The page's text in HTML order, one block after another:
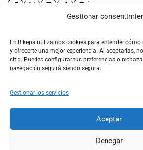
Gestionar
En Bikepa utilizamos cookies para entender
y ofrecerte una mejor experiencia. Al aceptarlas,
sitio. Puedes configurar tus preferencias o
navegación seguirá siendo segura.
Gestionar los servicios
Aceptar
Denegar
Bikepa
Newsletter Bikepa
© 2026 Bikepa. Todos los